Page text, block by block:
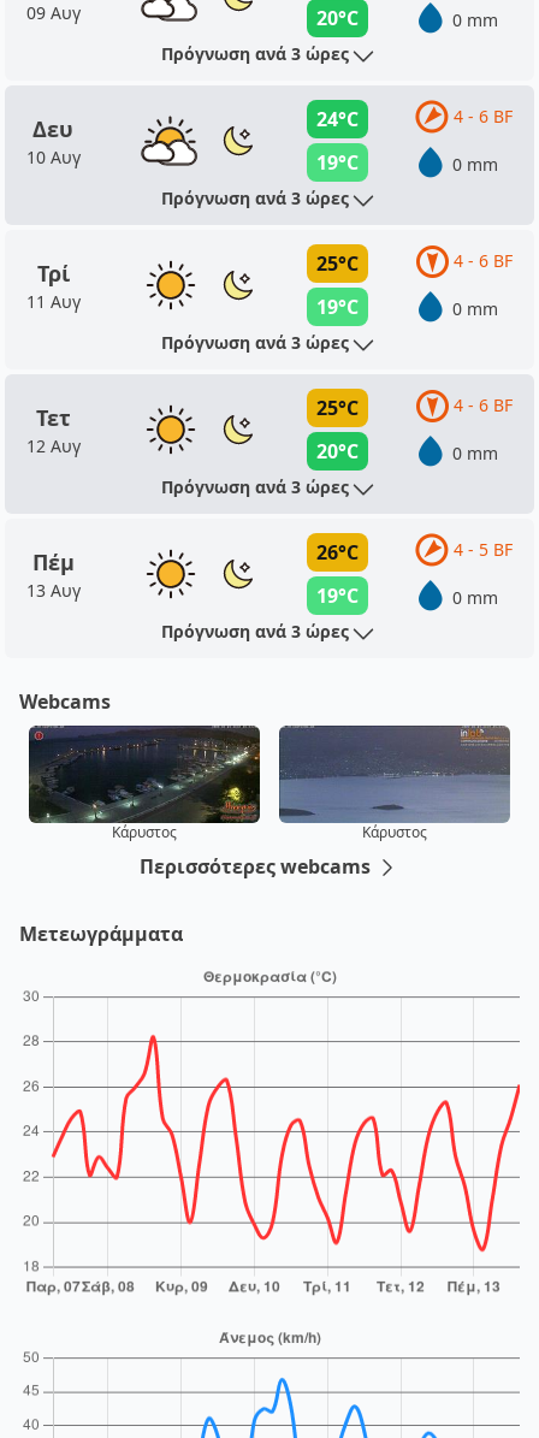
09 Αυγ
20°C
0 mm
Πρόγνωση ανά 3 ώρες
Δευ
10 Αυγ
24°C
19°C
4 - 6 BF
0 mm
Πρόγνωση ανά 3 ώρες
Τρί
11 Αυγ
25°C
19°C
4 - 6 BF
0 mm
Πρόγνωση ανά 3 ώρες
Τετ
12 Αυγ
25°C
20°C
4 - 6 BF
0 mm
Πρόγνωση ανά 3 ώρες
Πέμ
13 Αυγ
26°C
19°C
4 - 5 BF
0 mm
Πρόγνωση ανά 3 ώρες
Webcams
Κάρυστος Κάρυστος
Περισσότερες webcams
Μετεωγράμματα